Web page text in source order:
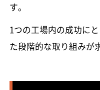
す。
1つの工場内の成功に
た段階的な取り組みが